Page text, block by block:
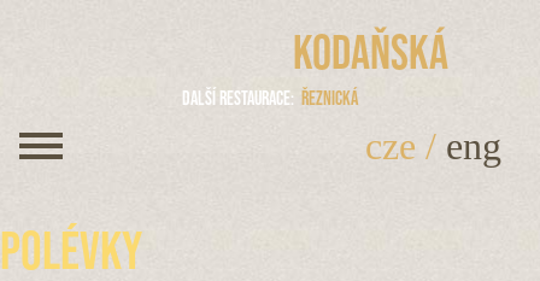
Kodaňská
Další restaurace Řeznická
cze / eng
Polévky